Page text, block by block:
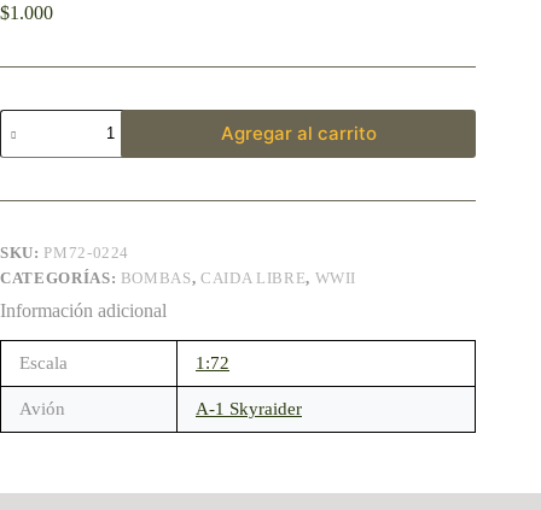
$1.000
Agregar al carrito
SKU: PM72-0224
CATEGORÍAS: BOMBAS,CAIDA LIBRE, WWII
Información adicional
Escala 1:72
Avión A-1 Skyraider